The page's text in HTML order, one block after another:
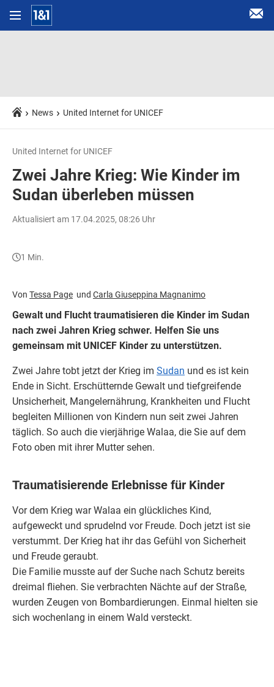
News United Internet for UNICEF
United Internet for UNICEF
Zwei Jahre Krieg: Wie Kinder im
Sudan überleben müssen
Aktualisiert am 17.04.2025, 08:26 Uhr
1 Min.
Von Tessa Page Carla Giuseppina Magnanimo
Gewalt und Flucht traumatisieren die Kinder im Sudan
nach zwei Jahren Krieg schwer. Helfen Sie uns
gemeinsam mit UNICEF Kinder zu unterstützen.
Zwei Jahre tobt jetzt der Krieg im Sudan und es ist kein
Ende in Sicht. Erschütternde Gewalt und tiefgreifende
Unsicherheit, Mangelernährung, Krankheiten und Flucht
begleiten Millionen von Kindern nun seit zwei Jahren
täglich. So auch die vierjährige Walaa, die Sie auf dem
Foto oben mit ihrer Mutter sehen.
Traumatisierende Erlebnisse für Kinder
Vor dem Krieg war Walaa ein glückliches Kind,
aufgeweckt und sprudelnd vor Freude. Doch jetzt ist sie
verstummt. Der Krieg hat ihr das Gefühl von Sicherheit
und Freude geraubt.
Die Familie musste auf der Suche nach Schutz bereits
dreimal fliehen. Sie verbrachten Nächte auf der Straße,
wurden Zeugen von Bombardierungen. Einmal hielten sie
sich wochenlang in einem Wald versteckt.